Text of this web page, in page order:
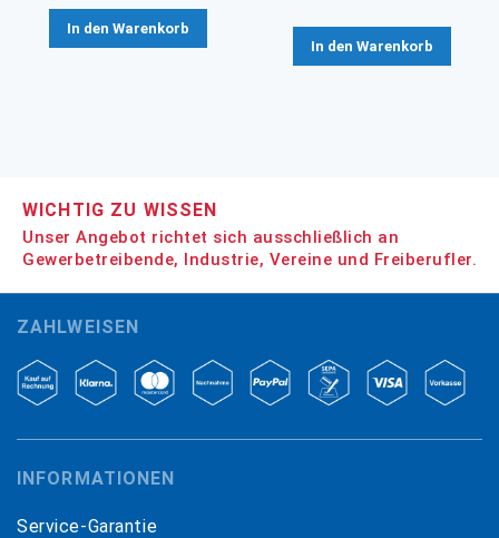
In den Warenkorb
In den Warenkorb
WICHTIG ZU WISSEN
Unser Angebot richtet sich ausschließlich an
Gewerbetreibende, Industrie, Vereine und Freiberufler.
ZAHLWEISEN
INFORMATIONEN
Service-Garantie